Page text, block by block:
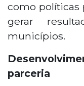
como políticas
gerar
municípios.
parceria